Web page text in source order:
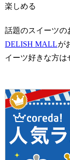
楽しめる
話題のスイーツの
DELISH MALLが
イーツ好きな方は